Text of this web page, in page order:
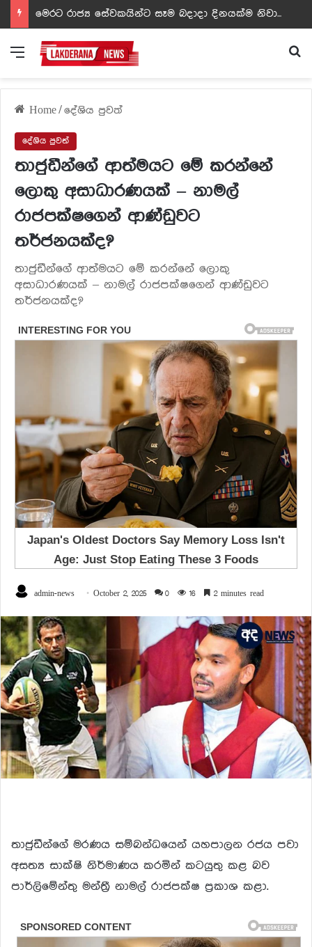
ඩඩ්ලිට දෙවෙනි නොවූ රත්න සහල් අධිපති..- PHOTOS
Menu
Home/දේශිය පුවත්
දේශිය පුවත්
තාජුඩීන්ගේ ආත්මයට මේ කරන්නේ
ලොකු අසාධාරණයක් – නාමල්
රාජපක්ෂගෙන් ආණ්ඩුවට
තර්ජනයක්ද?
තාජුඩීන්ගේ ආත්මයට මේ කරන්නේ ලොකු
අසාධාරණයක් – නාමල් රාජපක්ෂගෙන් ආණ්ඩුවට
තර්ජනයක්ද?
admin-news October 2, 2025 0 16 2 minutes read
තාජුඩීන්ගේ මරණය සම්බන්ධයෙන් යහපාලන රජය පවා
අසත්‍ය සාක්ෂි නිර්මාණය කරමින් කටයුතු කළ බව
පාර්ලිමේන්තු මන්ත්‍රී නාමල් රාජපක්ෂ ප්‍රකාශ කළා.